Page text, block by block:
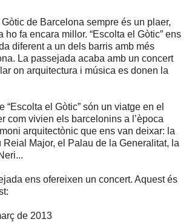
de Barcelona sempre és un plaer,
ho fa encara millor. “Escolta el Gòtic” ens
diferent a un dels barris amb més
La passejada acaba amb un concert
on arquitectura i música es donen la
“Escolta el Gòtic” són un viatge en el
com vivien els barcelonins a l’època
arquitectònic que ens van deixar: la
Major, el Palau de la Generalitat, la
ens ofereixen un concert. Aquest és
de 2013